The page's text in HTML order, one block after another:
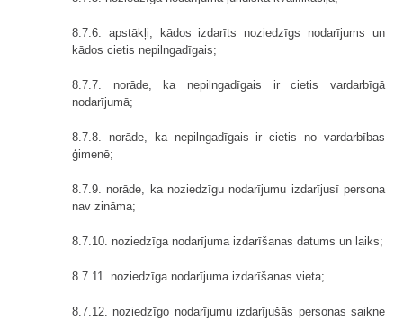
8.7.6. apstākļi, kādos izdarīts noziedzīgs nodarījums un
kādos cietis nepilngadīgais;
8.7.7. norāde, ka nepilngadīgais ir cietis vardarbīgā
nodarījumā;
8.7.8. norāde, ka nepilngadīgais ir cietis no vardarbības
ģimenē;
8.7.9. norāde, ka noziedzīgu nodarījumu izdarījusī persona
nav zināma;
8.7.10. noziedzīga nodarījuma izdarīšanas datums un laiks;
8.7.11. noziedzīga nodarījuma izdarīšanas vieta;
8.7.12. noziedzīgo nodarījumu izdarījušās personas saikne